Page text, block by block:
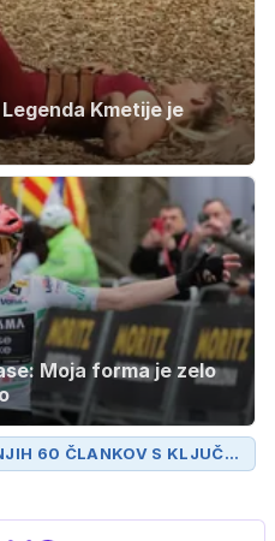
Kmetije je
Moja forma je zelo
60 ČLANKOV S KLJUČN